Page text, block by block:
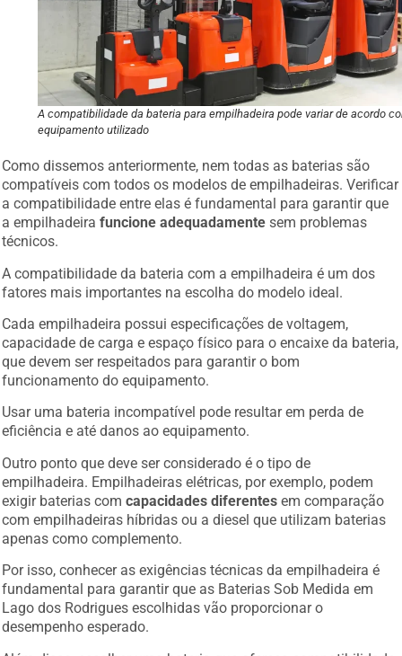
A compatibilidade da bateria para empilhadeira pode variar de acordo
equipamento utilizado
Como dissemos anteriormente, nem todas as baterias são
compatíveis com todos os modelos de empilhadeiras. Verificar
a compatibilidade entre elas é fundamental para garantir que
a empilhadeirafuncione adequadamente sem problemas
técnicos.
A compatibilidade da bateria com a empilhadeira é um dos
fatores mais importantes na escolha do modelo ideal.
Cada empilhadeira possui especificações de voltagem,
capacidade de carga e espaço físico para o encaixe da bateria,
que devem ser respeitados para garantir o bom
funcionamento do equipamento.
Usar uma bateria incompatível pode resultar em perda de
eficiência e até danos ao equipamento.
Outro ponto que deve ser considerado é o tipo de
empilhadeira. Empilhadeiras elétricas, por exemplo, podem
exigir baterias comcapacidades diferentes em comparação
com empilhadeiras híbridas ou a diesel que utilizam baterias
apenas como complemento.
Por isso, conhecer as exigências técnicas da empilhadeira é
fundamental para garantir que as Baterias Sob Medida em
Lago dos Rodrigues escolhidas vão proporcionar o
desempenho esperado.